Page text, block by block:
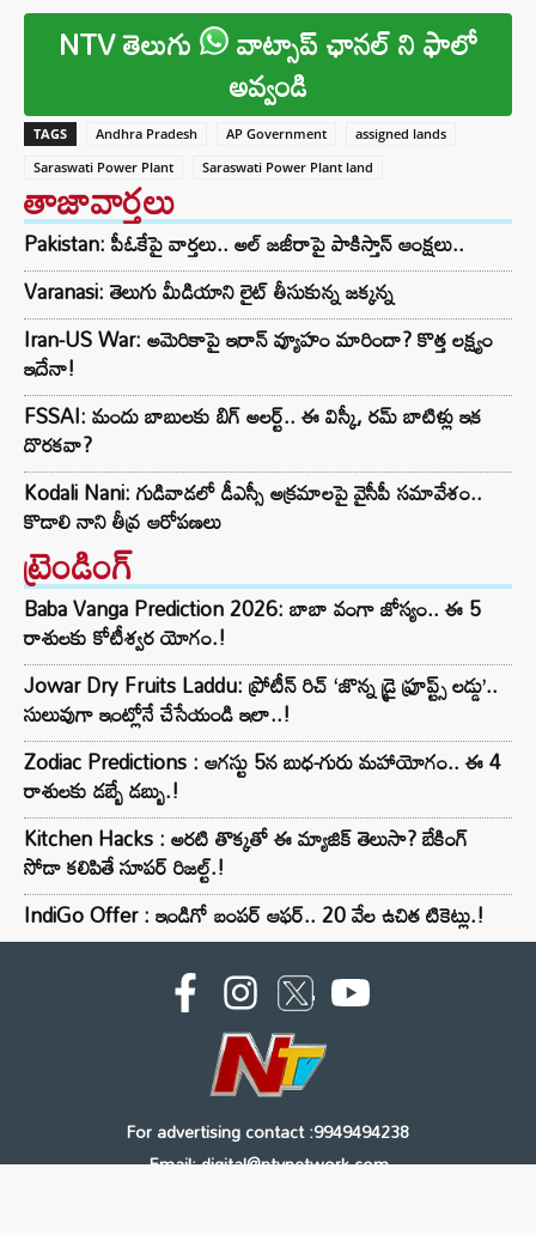
NTV తెలుగు వాట్సాప్ ఛానల్ ని ఫాలో
అవ్వండి
TAGS Andhra Pradesh AP Government
assigned lands
Saraswati Power Plant
Saraswati Power Plant land
తాజావార్తలు
Pakistan: పీఓకేపై వార్తలు.. అల్ జజీరాపై పాకిస్తాన్ ఆంక్షలు..
Varanasi: తెలుగు మీడియాని లైట్ తీసుకున్న జక్కన్న
Iran-US War: అమెరికాపై ఇరాన్ వ్యూహం మారిందా? కొత్త లక్ష్యం
ఇదేనా!
FSSAI: మందు బాబులకు బిగ్ అలర్ట్.. ఈ విస్కీ, రమ్ బాటిళ్లు ఇక
దొరకవా?
Kodali Nani: గుడివాడలో డీఎస్సీ అక్రమాలపై వైసీపీ సమావేశం..
కొడాలి నాని తీవ్ర ఆరోపణలు
ట్రెండింగ్‌
Baba Vanga Prediction 2026: బాబా వంగా జోస్యం.. ఈ 5
రాశులకు కోటీశ్వర యోగం.!
Jowar Dry Fruits Laddu: ప్రోటీన్ రిచ్ ‘జొన్న డ్రై ఫ్రూప్ట్స్ లడ్డు’..
సులువుగా ఇంట్లోనే చేసేయండి ఇలా..!
Zodiac Predictions : ఆగస్టు 5న బుధ-గురు మహాయోగం.. ఈ 4
రాశులకు డబ్బే డబ్బు.!
Kitchen Hacks : అరటి తొక్కతో ఈ మ్యాజిక్ తెలుసా? బేకింగ్
సోడా కలిపితే సూపర్ రిజల్ట్.!
IndiGo Offer : ఇండిగో బంపర్ ఆఫర్.. 20 వేల ఉచిత టికెట్లు.!
For advertising contact :9949494238
Email: digital@ntvnetwork.com